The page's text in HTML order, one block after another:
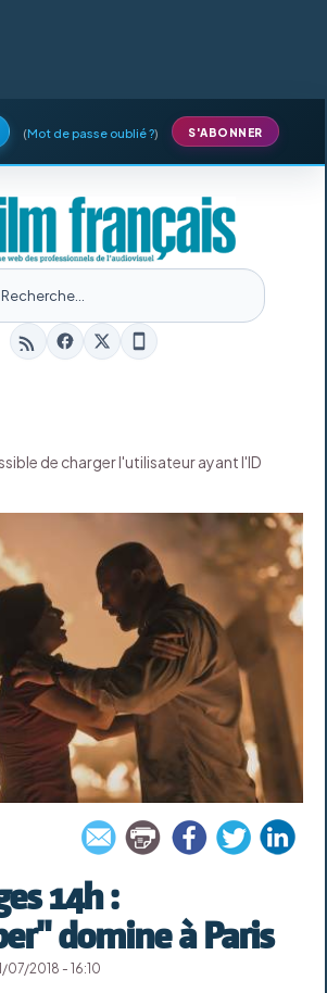
(Mot de passe oublié ?) S'ABONNER
de charger l'utilisateur ayant l'ID
14h :
domine à Paris
07/2018 - 16:10